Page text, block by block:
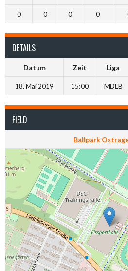
0 0 0 0
DETAILS
Datum Zeit Liga
18. Mai 2019 15:00 MDLB
FIELD
Ballpark